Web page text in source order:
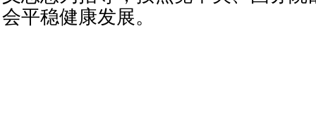
会平稳健康发展。